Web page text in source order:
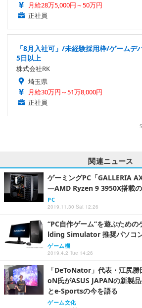
月給28万5,000円～50万円
正社員
「8月入社可」/未経験採用枠/ゲームデ
5日以上
株式会社RK
埼玉県
月給30万円～51万8,000円
正社員
関連ニュース
ゲーミングPC「GALLERIA
―AMD Ryzen 9 3950X搭載
PC
2019.11.30 Sat 12:26
“PC自作ゲーム”を遊ぶため
lding Simulator 推奨パソコ
ゲーム機
2019.4.2 Tue 14:26
「DeToNator」代表・江尻
oN氏がASUS JAPANの新製
とe-Sportsの今を語る
ゲーム文化